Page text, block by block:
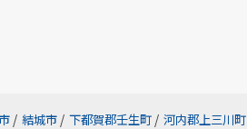
/ 結城市 / 下都賀郡壬生町 / 河内郡上三川町